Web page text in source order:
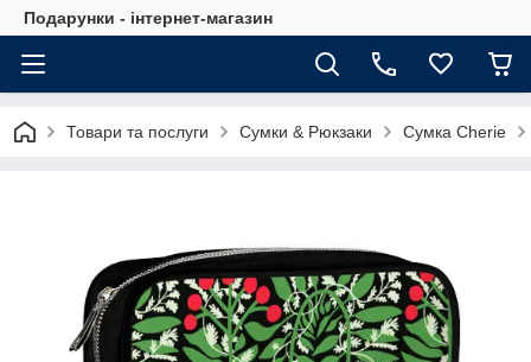
Подарунки - інтернет-магазин
Товари та послуги Сумки & Рюкзаки Сумка Cherie